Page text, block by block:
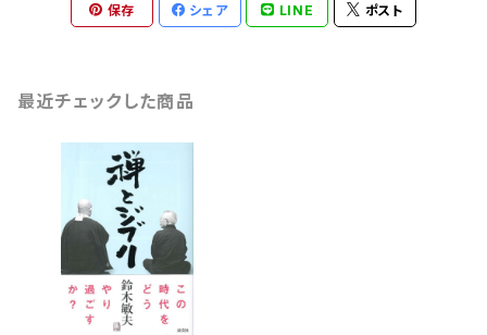
保存 シェア LINE ポスト
最近チェックした商品